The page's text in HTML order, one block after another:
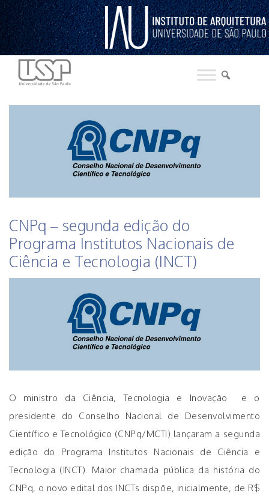
Pular
para
o
conteúdo
CNPq – segunda edição do
Programa Institutos Nacionais de
Ciência e Tecnologia (INCT)
O ministro da Ciência, Tecnologia e Inovação e o
presidente do Conselho Nacional de Desenvolvimento
Científico e Tecnológico (CNPq/MCTI) lançaram a segunda
edição do Programa Institutos Nacionais de Ciência e
Tecnologia (INCT). Maior chamada pública da história do
CNPq, o novo edital dos INCTs dispõe, inicialmente, de R$